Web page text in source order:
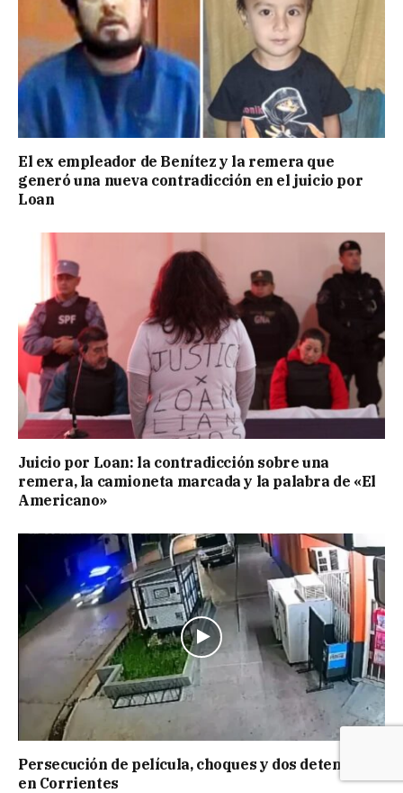
El ex empleador de Benítez y la remera que
generó una nueva contradicción en el juicio por
Loan
Juicio por Loan: la contradicción sobre una
remera, la camioneta marcada y la palabra de «El
Americano»
Persecución de película, choques y dos detenidos
en Corrientes